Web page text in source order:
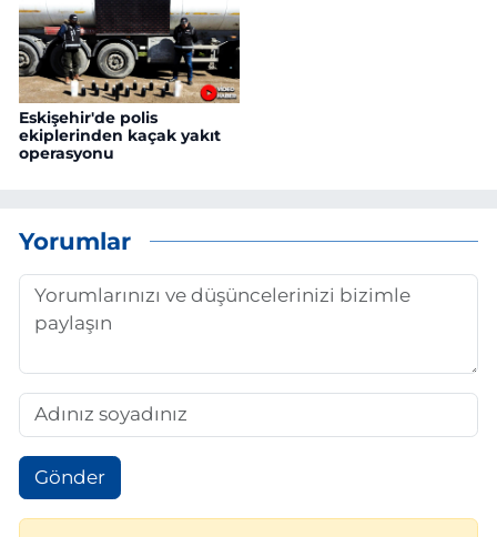
Eskişehir'de polis
ekiplerinden kaçak yakıt
operasyonu
Yorumlar
Gönder